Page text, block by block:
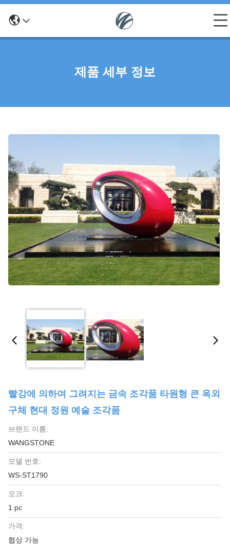
제품 세부 정보
빨강에 의하여 그려지는 금속 조각품 타원형 큰 옥외
구체 현대 정원 예술 조각품
브랜드 이름:
WANGSTONE
모델 번호:
WS-ST1790
모크:
1 pc
가격:
협상 가능